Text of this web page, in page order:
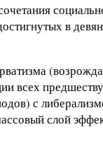
в
всех
с
слой